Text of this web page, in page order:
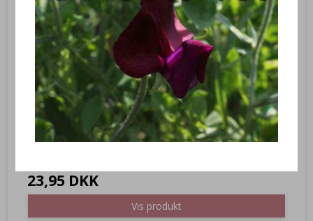
Timian ‘Wild Magic’ – Thymus serpyllum – Frø (rækker til ca. 50
planter)
LK84740
En lav busklignende plante som sætter skønne violette blomster,
som dufter dejligt.
23,95 DKK
Vis produkt